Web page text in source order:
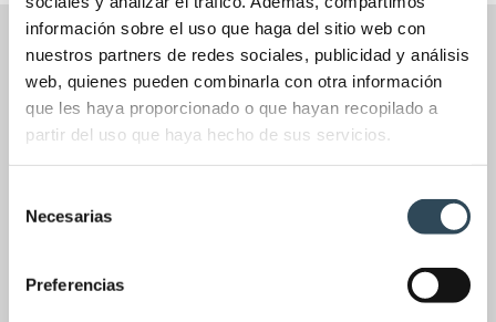
información sobre el uso que haga del sitio web con
nuestros partners de redes sociales, publicidad y análisis
web, quienes pueden combinarla con otra información
que les haya proporcionado o que hayan recopilado a
partir del uso que haya hecho de sus servicios.
Necesarias
Preferencias
A Academia PNA é um centro líder na preparação para a